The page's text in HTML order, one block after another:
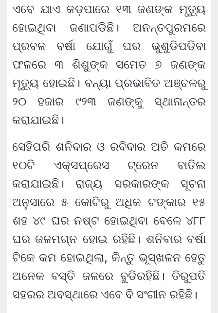
ଏବେ ଯାଏ କଡ଼ପାରେ ୧୩ ଜଣଙ୍କ ମୃତ୍ୟୁ
ହୋଇଥିବା ଜଣାପଡିଛି। ଅନନ୍ତପୁରମରେ
ପ୍ରବଳ ବର୍ଷା ଯୋଗୁଁ ଘର ଭୁଶୁଡିପଡିବା
ଫଳରେ ୩ ଶିଶୁଙ୍କ ସମେତ ୭ ଜଣଙ୍କ
ମୃତ୍ୟୁ ହୋଇଛି। ବନ୍ୟା ପ୍ରଭାବିତ ଅଞ୍ଚଳରୁ
୨୦ ହଜାର ୯୨୩ ଜଣଙ୍କୁ ସ୍ଥାନାନ୍ତର
କରାଯାଇଛି।
ସେହିପରି ଶନିବାର ଓ ରବିବାର ଅତି କମରେ
୧୦ଟି ଏକ୍ସପ୍ରେସ ଟ୍ରେନ ବାତିଲ
କରାଯାଇଛି। ରାଜ୍ୟ ସରକାରଙ୍କ ସୂଚନା
ଅନୁସାରେ ୫ କୋଟିରୁ ଅଧିକ ଟଙ୍କାର ୧୫
ଶହ ୪୯ ଘର ନଷ୍ଟ ହୋଇଥିବା ବେଳେ ୪୮୮
ଘର ଜଳମଗ୍ନ ହୋଇ ରହିଛି। ଶନିବାର ବର୍ଷା
ଟିକେ କମ ହୋଇଥିଲା, କିନ୍ତୁ ଭୂସ୍ଖଳନ ହେତୁ
ଅନେକ ବସ୍ତି ଜଳରେ ବୁଡିରହିଛି। ତିରୁପତି
ସହରର ଅବସ୍ଥାରେ ଏବେ ବି ସଂଗୀନ ରହିଛି।